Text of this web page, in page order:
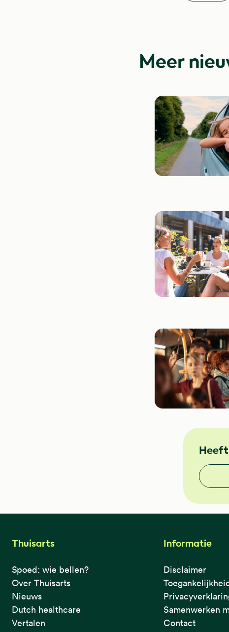
Meer
Heeft
Vond je
Thuisarts
Spoed: wie bellen?
Over Thuisarts
Nieuws
Dutch healthcare
Vertalen
Informatie
Disclaimer
Samenwerken
Contact